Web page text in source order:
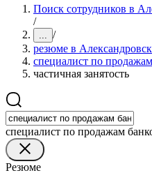
Поиск сотрудников в
/
... /
резюме в
специалист по
частичная занятость
специалист по продажам
Резюме